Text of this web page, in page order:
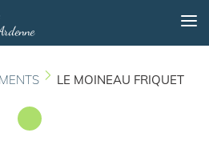
au
contenu
principal
LE MOINEAU FRIQUET